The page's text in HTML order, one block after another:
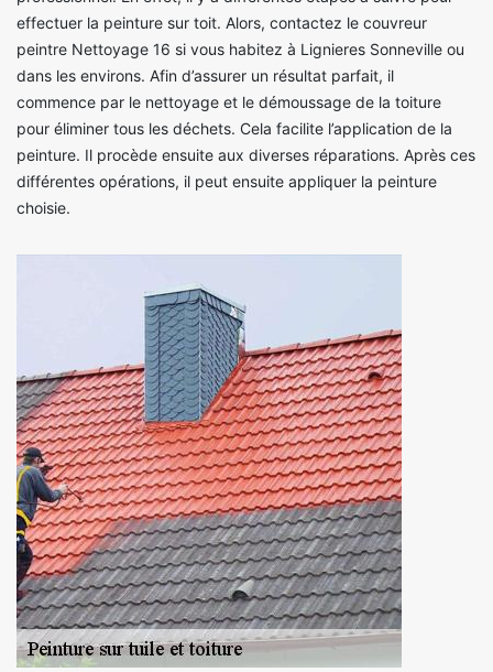
effectuer la peinture sur toit. Alors, contactez le couvreur
peintre Nettoyage 16 si vous habitez à Lignieres Sonneville ou
dans les environs. Afin d’assurer un résultat parfait, il
commence par le nettoyage et le démoussage de la toiture
pour éliminer tous les déchets. Cela facilite l’application de la
peinture. Il procède ensuite aux diverses réparations. Après ces
différentes opérations, il peut ensuite appliquer la peinture
choisie.